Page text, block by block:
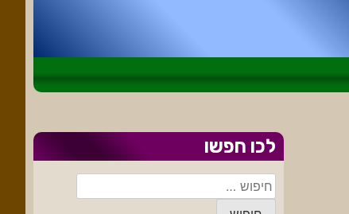
לכו חפשו
חיפוש: